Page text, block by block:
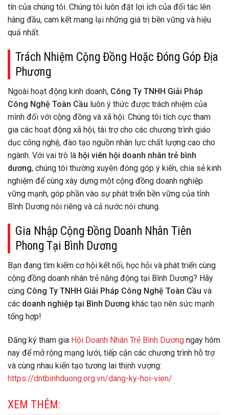
tín của chúng tôi. Chúng tôi luôn đặt lợi ích của đối tác lên
hàng đầu, cam kết mang lại những giá trị bền vững và hiệu
quả nhất.
Trách Nhiệm Cộng Đồng Hoặc Đóng Góp Địa
Phương
Ngoài hoạt động kinh doanh, Công Ty TNHH Giải Pháp
Công Nghệ Toàn Cầu luôn ý thức được trách nhiệm của
mình đối với cộng đồng và xã hội. Chúng tôi tích cực tham
gia các hoạt động xã hội, tài trợ cho các chương trình giáo
dục công nghệ, đào tạo nguồn nhân lực chất lượng cao cho
ngành. Với vai trò là hội viên hội doanh nhân trẻ bình
dương, chúng tôi thường xuyên đóng góp ý kiến, chia sẻ kinh
nghiệm để cùng xây dựng một cộng đồng doanh nghiệp
vững mạnh, góp phần vào sự phát triển bền vững của tỉnh
Bình Dương nói riêng và cả nước nói chung.
Gia Nhập Cộng Đồng Doanh Nhân Tiên
Phong Tại Bình Dương
Bạn đang tìm kiếm cơ hội kết nối, học hỏi và phát triển cùng
cộng đồng doanh nhân trẻ năng động tại Bình Dương? Hãy
cùng Công Ty TNHH Giải Pháp Công Nghệ Toàn Cầu và
các doanh nghiệp tại Bình Dương khác tạo nên sức mạnh
tổng hợp!
Đăng ký tham gia Hội Doanh Nhân Trẻ Bình Dương ngay hôm
nay để mở rộng mạng lưới, tiếp cận các chương trình hỗ trợ
và cùng nhau kiến tạo tương lai thịnh vượng:
https://dntbinhduong.org.vn/dang-ky-hoi-vien/
XEM THÊM: